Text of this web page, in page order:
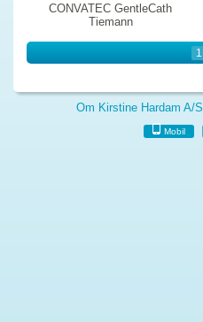
CONVATEC GentleCath
Tiemann
1
Om Kirstine Hardam A/S
Mobil